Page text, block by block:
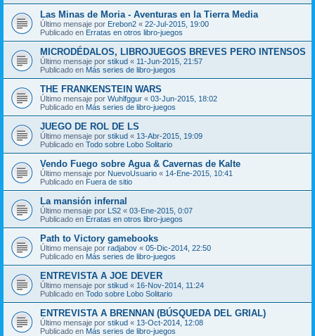
Las Minas de Moria - Aventuras en la Tierra Media
Último mensaje por Erebon2 « 22-Jul-2015, 19:00
Publicado en Erratas en otros libro-juegos
MICRODÉDALOS, LIBROJUEGOS BREVES PERO INTENSOS
Último mensaje por stikud « 11-Jun-2015, 21:57
Publicado en Más series de libro-juegos
THE FRANKENSTEIN WARS
Último mensaje por Wuhlfggur « 03-Jun-2015, 18:02
Publicado en Más series de libro-juegos
JUEGO DE ROL DE LS
Último mensaje por stikud « 13-Abr-2015, 19:09
Publicado en Todo sobre Lobo Solitario
Vendo Fuego sobre Agua & Cavernas de Kalte
Último mensaje por NuevoUsuario « 14-Ene-2015, 10:41
Publicado en Fuera de sitio
La mansión infernal
Último mensaje por LS2 « 03-Ene-2015, 0:07
Publicado en Erratas en otros libro-juegos
Path to Victory gamebooks
Último mensaje por radjabov « 05-Dic-2014, 22:50
Publicado en Más series de libro-juegos
ENTREVISTA A JOE DEVER
Último mensaje por stikud « 16-Nov-2014, 11:24
Publicado en Todo sobre Lobo Solitario
ENTREVISTA A BRENNAN (BÚSQUEDA DEL GRIAL)
Último mensaje por stikud « 13-Oct-2014, 12:08
Publicado en Más series de libro-juegos